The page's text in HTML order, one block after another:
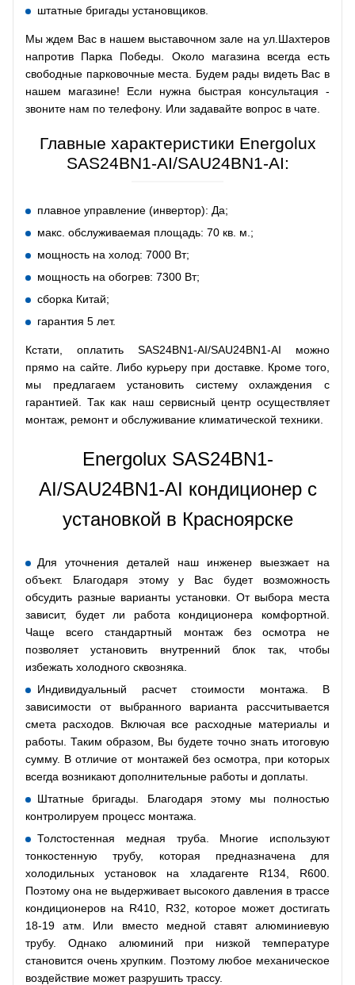
штатные бригады установщиков.
Мы ждем Вас в нашем выставочном зале на ул.Шахтеров
напротив Парка Победы. Около магазина всегда есть
свободные парковочные места. Будем рады видеть Вас в
нашем магазине! Если нужна быстрая консультация -
звоните нам по телефону. Или задавайте вопрос в чате.
Главные характеристики Energolux
SAS24BN1-AI/SAU24BN1-AI:
плавное управление (инвертор): Да;
макс. обслуживаемая площадь: 70 кв. м.;
мощность на холод: 7000 Вт;
мощность на обогрев: 7300 Вт;
сборка Китай;
гарантия 5 лет.
Кстати, оплатить SAS24BN1-AI/SAU24BN1-AI можно
прямо на сайте. Либо курьеру при доставке. Кроме того,
мы предлагаем установить систему охлаждения с
гарантией. Так как наш сервисный центр осуществляет
монтаж, ремонт и обслуживание климатической техники.
Energolux SAS24BN1-
AI/SAU24BN1-AI кондиционер с
установкой в Красноярске
Для уточнения деталей наш инженер выезжает на
объект. Благодаря этому у Вас будет возможность
обсудить разные варианты установки. От выбора места
зависит, будет ли работа кондиционера комфортной.
Чаще всего стандартный монтаж без осмотра не
позволяет установить внутренний блок так, чтобы
избежать холодного сквозняка.
Индивидуальный расчет стоимости монтажа. В
зависимости от выбранного варианта рассчитывается
смета расходов. Включая все расходные материалы и
работы. Таким образом, Вы будете точно знать итоговую
сумму. В отличие от монтажей без осмотра, при которых
всегда возникают дополнительные работы и доплаты.
Штатные бригады. Благодаря этому мы полностью
контролируем процесс монтажа.
Толстостенная медная труба. Многие используют
тонкостенную трубу, которая предназначена для
холодильных установок на хладагенте R134, R600.
Поэтому она не выдерживает высокого давления в трассе
кондиционеров на R410, R32, которое может достигать
18-19 атм. Или вместо медной ставят алюминиевую
трубу. Однако алюминий при низкой температуре
становится очень хрупким. Поэтому любое механическое
воздействие может разрушить трассу.